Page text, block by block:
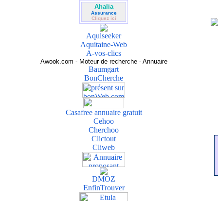
Ahalia
Assurance
Cliquez ici
Aquiseeker
Aquitaine-Web
A-vos-clics
Awook.com - Moteur de recherche - Annuaire
Baumgart
BonCherche
Casafree annuaire gratuit
Cehoo
Cherchoo
Clictout
Cliweb
DMOZ
EnfinTrouver